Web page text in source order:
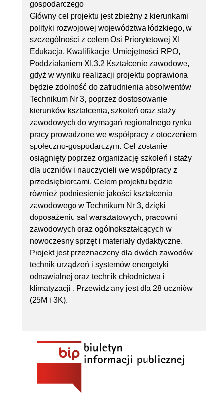
gospodarczego
Główny cel projektu jest zbieżny z kierunkami
polityki rozwojowej województwa łódzkiego, w
szczególności z celem Osi Priorytetowej XI
Edukacja, Kwalifikacje, Umiejętności RPO,
Poddziałaniem XI.3.2 Kształcenie zawodowe,
gdyż w wyniku realizacji projektu poprawiona
będzie zdolność do zatrudnienia absolwentów
Technikum Nr 3, poprzez dostosowanie
kierunków kształcenia, szkoleń oraz staży
zawodowych do wymagań regionalnego rynku
pracy prowadzone we współpracy z otoczeniem
społeczno-gospodarczym. Cel zostanie
osiągnięty poprzez organizację szkoleń i staży
dla uczniów i nauczycieli we współpracy z
przedsiębiorcami. Celem projektu będzie
również podniesienie jakości kształcenia
zawodowego w Technikum Nr 3, dzięki
doposażeniu sal warsztatowych, pracowni
zawodowych oraz ogólnokształcących w
nowoczesny sprzęt i materiały dydaktyczne.
Projekt jest przeznaczony dla dwóch zawodów
technik urządzeń i systemów energetyki
odnawialnej oraz technik chłodnictwa i
klimatyzacji . Przewidziany jest dla 28 uczniów
(25M i 3K).